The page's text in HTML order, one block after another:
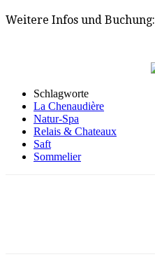
Weitere Infos und Buchung:
Schlagworte
La Chenaudière
Natur-Spa
Relais & Chateaux
Saft
Sommelier